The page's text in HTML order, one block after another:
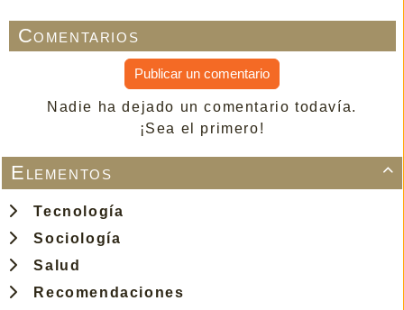

Elementos
Tecnología
Sociología
Salud
Recomendaciones
Comentarios
Publicar un comentario
Nadie ha dejado un comentario todavía.
¡Sea el primero!